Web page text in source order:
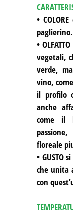
•
paglierino.
•
vegetali,
verde,
vino,
il profilo
anche
come il
floreale
• GUSTO
che unita
con